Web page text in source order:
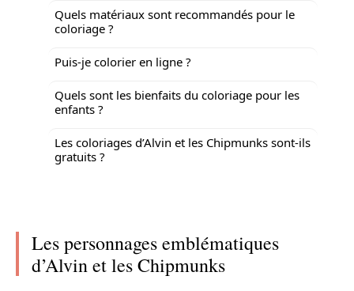
Quels matériaux sont recommandés pour le
coloriage ?
Puis-je colorier en ligne ?
Quels sont les bienfaits du coloriage pour les
enfants ?
Les coloriages d’Alvin et les Chipmunks sont-ils
gratuits ?
Les personnages emblématiques
d’Alvin et les Chipmunks